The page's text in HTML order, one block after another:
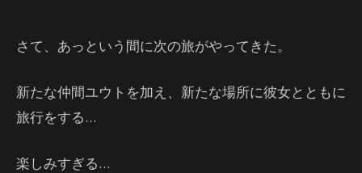
さて、あっという間に次の旅がやってきた。
新たな仲間ユウトを加え、新たな場所に彼女とともに
旅行をする…
楽しみすぎる…